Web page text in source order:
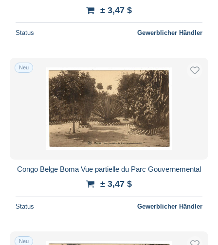
± 3,47 $
Status Gewerblicher Händler
Neu
Congo Belge Boma Vue partielle du Parc Gouvernemental
± 3,47 $
Status Gewerblicher Händler
Neu